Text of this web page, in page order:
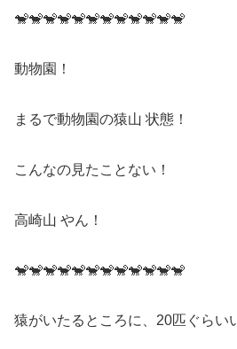
🐒🐒🐒🐒🐒🐒🐒🐒🐒🐒🐒🐒
動物園！
まるで動物園の猿山 状態！
こんなの見たことない！
高崎山 やん！
🐒🐒🐒🐒🐒🐒🐒🐒🐒🐒🐒🐒
猿がいたるところに、20匹ぐらい